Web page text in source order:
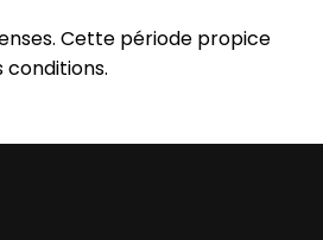
Cette période propice